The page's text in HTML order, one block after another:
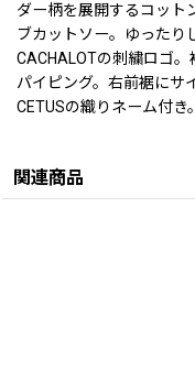
ダー柄を展開するコット
ブカットソー。ゆったり
CACHALOTの刺繍ロゴ
パイピング。右前裾にサ
CETUSの織りネーム付き。
関連商品